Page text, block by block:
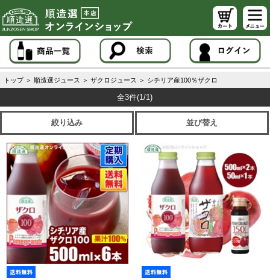
トップ ＞ 順造選ジュース ＞ ザクロジュース ＞ シチリア産100％ザクロ
全3件(1/1)
絞り込み 並び替え